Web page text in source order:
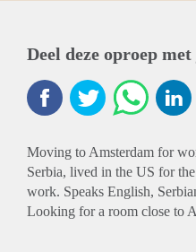
Deel deze oproep
Moving to Amsterdam for
Serbia, lived in the US for
work. Speaks English,
Looking for a room close to